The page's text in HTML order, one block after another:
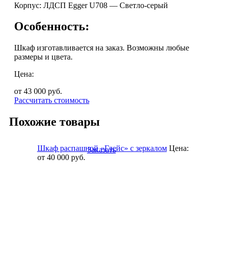
Корпус: ЛДСП Egger U708 — Светло-серый
Особенность:
Шкаф изготавливается на заказ. Возможны любые
размеры и цвета.
Цена:
от 43 000 руб.
Рассчитать стоимость
Похожие товары
Шкаф распашной «Глейс» с зеркалом Цена:
от 40 000руб.
Заказать